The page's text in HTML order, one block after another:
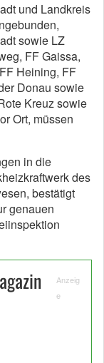
und Landkreis
sowie LZ
FF Gaissa,
Heining, FF
Donau sowie
Kreuz sowie
Ort, müssen
in die
des
bestätigt
genauen
Anzeig
e